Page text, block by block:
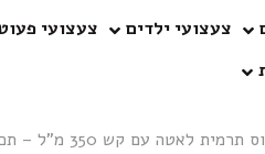
צעצועי ילדים צעצועי
תרמית לאטה עם קש 350 מ”ל – תכלת